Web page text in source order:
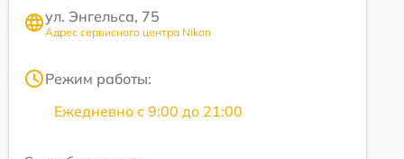
ул. Энгельса, 75
Адрес сервисного центра Nikon
Режим работы:
Ежедневно с 9:00 до 21:00